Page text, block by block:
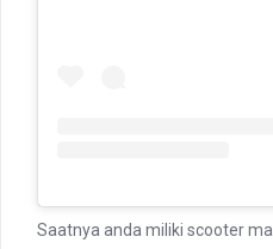
Saatnya anda miliki scooter